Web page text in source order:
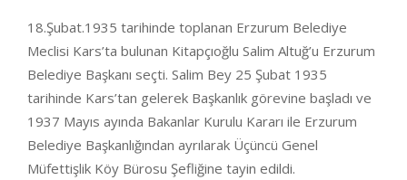
18.Şubat.1935 tarihinde toplanan Erzurum Belediye
Meclisi Kars’ta bulunan Kitapçıoğlu Salim Altuğ’u Erzurum
Belediye Başkanı seçti. Salim Bey 25 Şubat 1935
tarihinde Kars’tan gelerek Başkanlık görevine başladı ve
1937 Mayıs ayında Bakanlar Kurulu Kararı ile Erzurum
Belediye Başkanlığından ayrılarak Üçüncü Genel
Müfettişlik Köy Bürosu Şefliğine tayin edildi.